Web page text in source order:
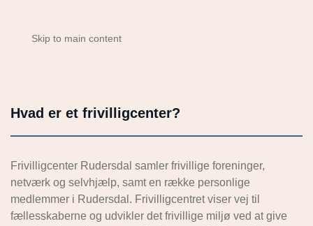
Skip to main content
Hvad er et frivilligcenter?
Frivilligcenter Rudersdal samler frivillige foreninger,
netværk og selvhjælp, samt en række personlige
medlemmer i Rudersdal. Frivilligcentret viser vej til
fællesskaberne og udvikler det frivillige miljø ved at give